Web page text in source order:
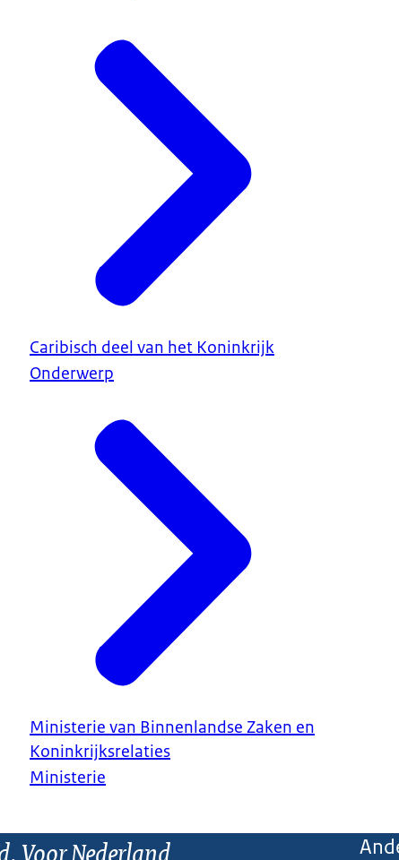
Caribisch deel van het Koninkrijk
Onderwerp
Ministerie van Binnenlandse Zaken en
Koninkrijksrelaties
Ministerie
Voor Nederland